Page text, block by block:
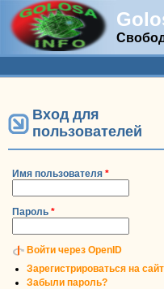
Вход для
пользователей
Имя пользователя *
Пароль *
Войти через OpenID
Зарегистрироваться на
Забыли пароль?